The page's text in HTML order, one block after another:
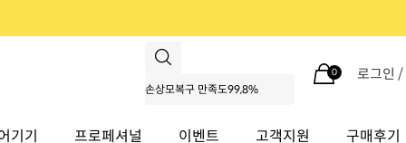
0 로그인 /
기기 프로페셔널 이벤트 고객지원 구매후기